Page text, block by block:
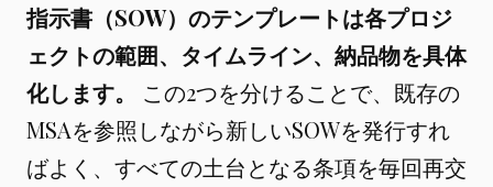
指示書（SOW）のテンプレートは各プロジ
ェクトの範囲、タイムライン、納品物を具体
化します。
この2つを分けることで、既存の
MSAを参照しながら新しいSOWを発行すれ
ばよく、すべての土台となる条項を毎回再交